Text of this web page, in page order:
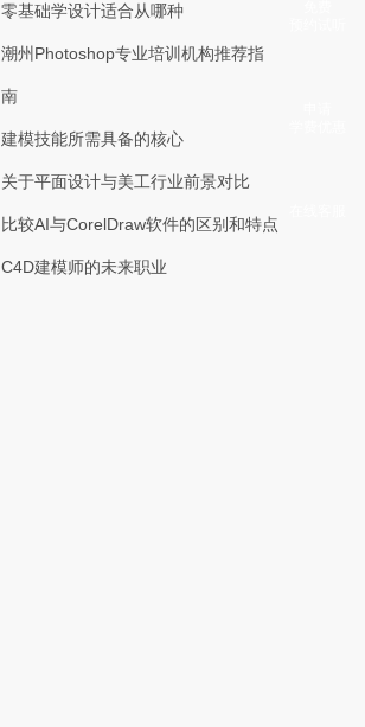
零基础学设计适合从哪种
潮州Photoshop专业培训机构推荐指
南
建模技能所需具备的核心
关于平面设计与美工行业前景对比
比较AI与CorelDraw软件的区别和特点
C4D建模师的未来职业